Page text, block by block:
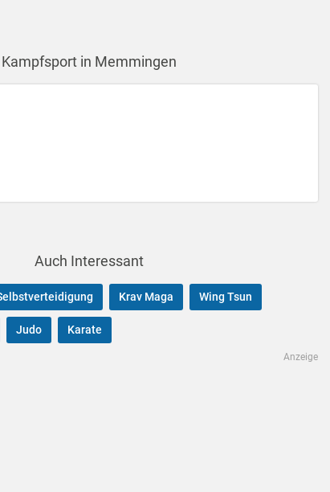
Kampfsport in Memmingen
Auch Interessant
Krav Maga Wing Tsun
Judo Karate
Anzeige